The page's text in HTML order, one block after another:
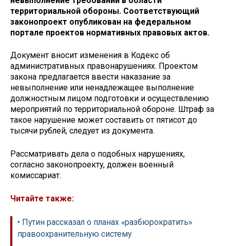
территориальной обороны. Соответствующий
законопроект опубликован на федеральном
портале проектов нормативных правовых актов.
Документ вносит изменения в Кодекс об
административных правонарушениях. Проектом
закона предлагается ввести наказание за
невыполнение или ненадлежащее выполнение
должностным лицом подготовки и осуществлению
мероприятий по территориальной обороне. Штраф за
такое нарушение может составить от пятисот до
тысячи рублей, следует из документа.
Рассматривать дела о подобных нарушениях,
согласно законопроекту, должен военный
комиссариат.
Читайте также:
• Путин рассказал о планах «разбюрократить»
правоохранительную систему